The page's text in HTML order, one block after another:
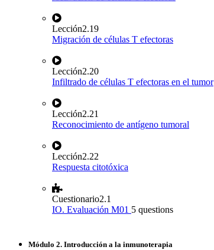
Lección2.19
Migración de células T efectoras
Lección2.20
Infiltrado de células T efectoras en el tumor
Lección2.21
Reconocimiento de antígeno tumoral
Lección2.22
Respuesta citotóxica
Cuestionario2.1
IO. Evaluación M01 5 questions
Módulo 2. Introducción a la inmunoterapia